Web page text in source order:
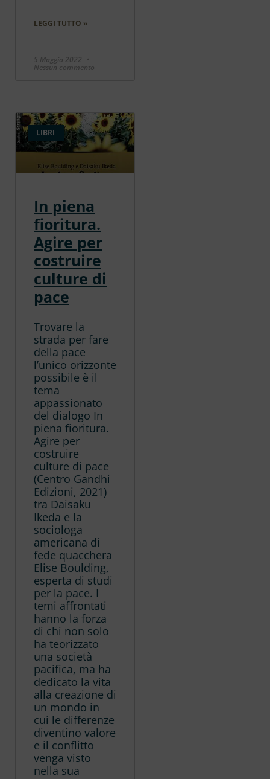
LEGGI TUTTO »
5 Maggio 2022
Nessun commento
LIBRI
In piena
fioritura.
Agire per
costruire
culture di
pace
Trovare la
strada per fare
della pace
l’unico orizzonte
possibile è il
tema
appassionato
del dialogo In
piena fioritura.
Agire per
costruire
culture di pace
(Centro Gandhi
Edizioni, 2021)
tra Daisaku
Ikeda e la
sociologa
americana di
fede quacchera
Elise Boulding,
esperta di studi
per la pace. I
temi affrontati
hanno la forza
di chi non solo
ha teorizzato
una società
pacifica, ma ha
dedicato la vita
alla creazione di
un mondo in
cui le differenze
diventino valore
e il conflitto
venga visto
nella sua